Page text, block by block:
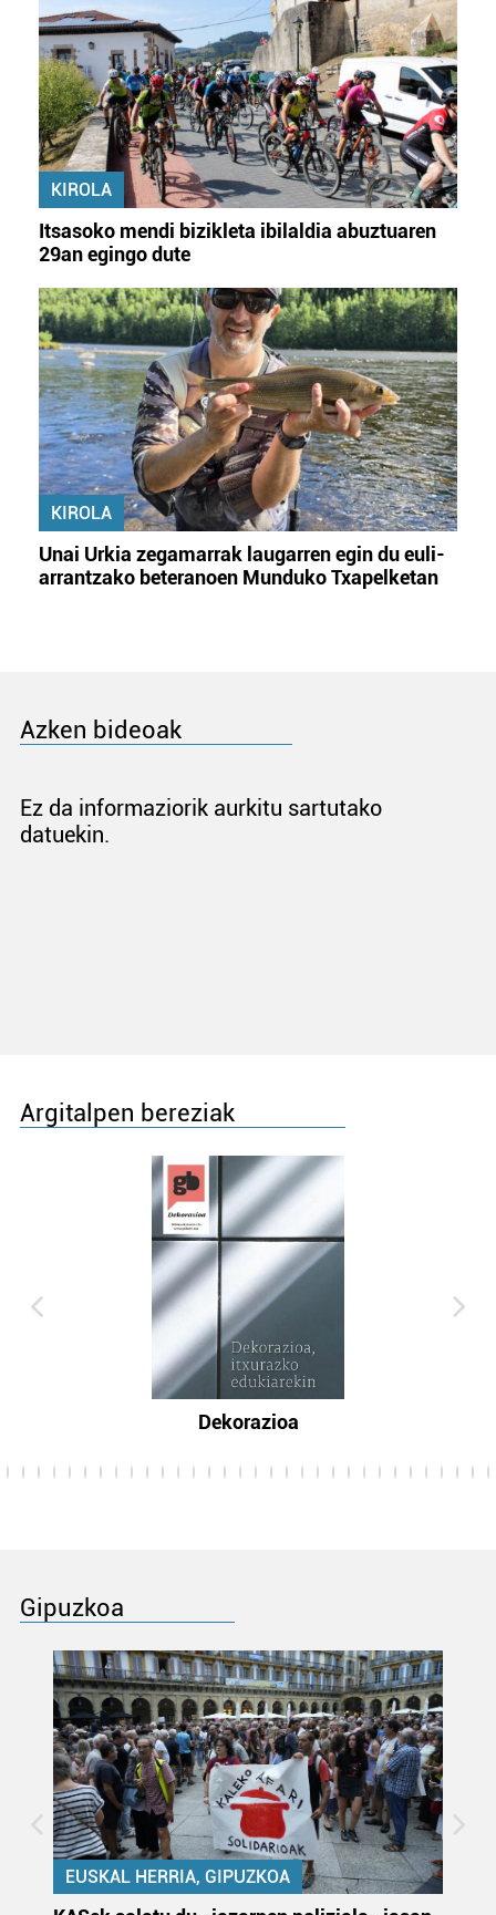
KIROLA
Itsasoko mendi bizikleta ibilaldia abuztuaren
29an egingo dute
KIROLA
Unai Urkia zegamarrak laugarren egin du euli-
arrantzako beteranoen Munduko Txapelketan
Azken bideoak
Ez da informaziorik aurkitu sartutako
datuekin.
Argitalpen bereziak
Dekorazioa
Gipuzkoa
EUSKAL HERRIA, GIPUZKOA